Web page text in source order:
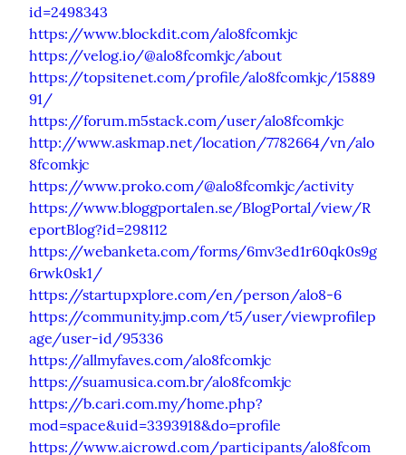
id=2498343
https://www.blockdit.com/alo8fcomkjc
https://velog.io/@alo8fcomkjc/about
https://topsitenet.com/profile/alo8fcomkjc/15889
91/
https://forum.m5stack.com/user/alo8fcomkjc
http://www.askmap.net/location/7782664/vn/alo
8fcomkjc
https://www.proko.com/@alo8fcomkjc/activity
https://www.bloggportalen.se/BlogPortal/view/R
eportBlog?id=298112
https://webanketa.com/forms/6mv3ed1r60qk0s9g
6rwk0sk1/
https://startupxplore.com/en/person/alo8-6
https://community.jmp.com/t5/user/viewprofilep
age/user-id/95336
https://allmyfaves.com/alo8fcomkjc
https://suamusica.com.br/alo8fcomkjc
https://b.cari.com.my/home.php?
mod=space&uid=3393918&do=profile
https://www.aicrowd.com/participants/alo8fcom